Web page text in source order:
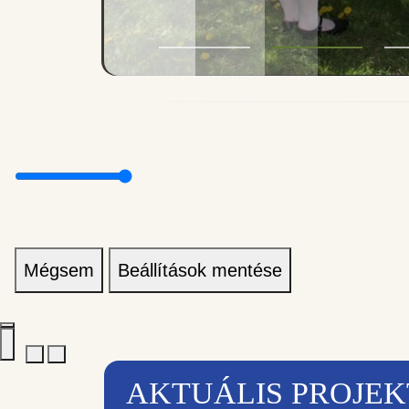
Mégsem Beállítások mentése
AKTUÁLIS